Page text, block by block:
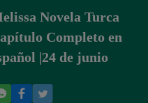
Novela Turca
Completo en
|24 de junio